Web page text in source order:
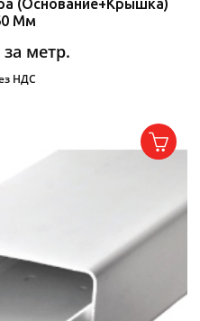
(основание+крышка)
Мм
руб за метр.
НДС